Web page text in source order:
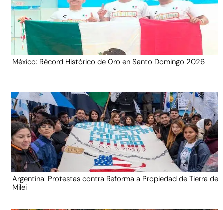
México: Récord Histórico de Oro en Santo Domingo 2026
Argentina: Protestas contra Reforma a Propiedad de Tierra de
Milei